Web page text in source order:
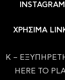
INSTAGRAM
ΧΡΗΣΙΜΑ
Κ –
HERE TO